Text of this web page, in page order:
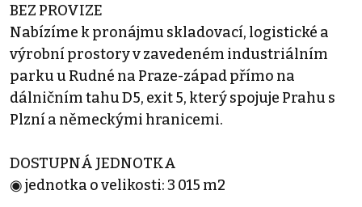
BEZ PROVIZE
Nabízíme k pronájmu skladovací, logistické a
výrobní prostory v zavedeném industriálním
parku u Rudné na Praze-západ přímo na
dálničním tahu D5, exit 5, který spojuje Prahu s
Plzní a německými hranicemi.
DOSTUPNÁ JEDNOTKA
◉ jednotka o velikosti: 3 015 m2